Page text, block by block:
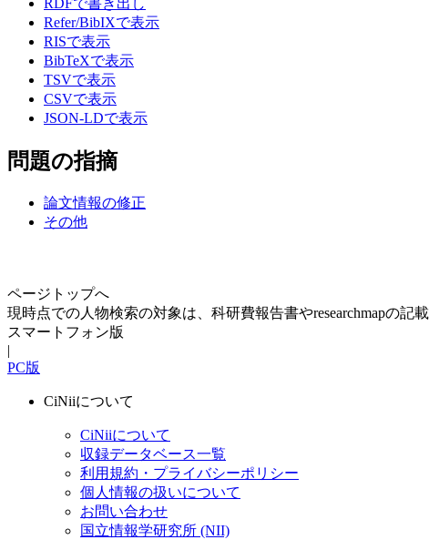
RDFで書き出し
Refer/BibIXで表示
RISで表示
BibTeXで表示
TSVで表示
CSVで表示
JSON-LDで表示
問題の指摘
論文情報の修正
その他
ページトップへ
現時点での人物検索の対象は、科研費報告書やresearchmapの記
スマートフォン版
|
PC版
CiNiiについて
CiNiiについて
収録データベース一覧
利用規約・プライバシーポリシー
個人情報の扱いについて
お問い合わせ
国立情報学研究所 (NII)